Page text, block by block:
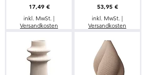
Preis
17,49 €
inkl. MwSt. |
Versandkosten
Preis
53,95 €
inkl. MwSt. |
Versandkosten